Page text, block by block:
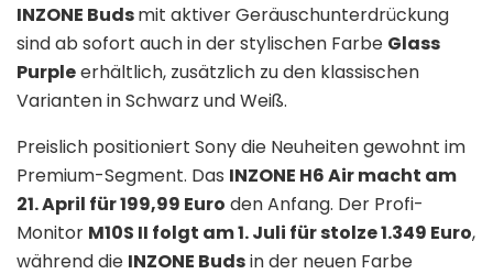
INZONE Budsmit aktiver Geräuschunterdrückung
sind ab sofort auch in der stylischen Farbe Glass
Purpleerhältlich, zusätzlich zu den klassischen
Varianten in Schwarz und Weiß.
Preislich positioniert Sony die Neuheiten gewohnt im
Premium-Segment. Das INZONE H6 Air macht am
21. April für 199,99 Euro den Anfang. Der Profi-
Monitor M10S II folgt am 1. Juli für stolze 1.349 Euro,
während die INZONE Budsin der neuen Farbe